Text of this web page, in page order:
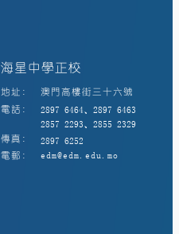
海星中學正校
地址:
澳門高樓街三十六號
電話:
2897 6464、2897 6463
2857 2293、2855 2329
傳真:
2897 6252
電郵:
edm@edm.edu.mo